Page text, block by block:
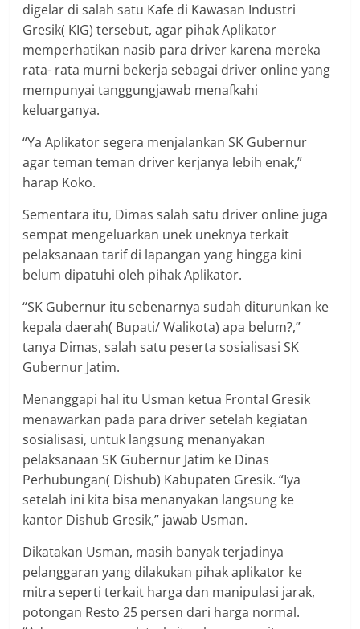
digelar di salah satu Kafe di Kawasan Industri
Gresik( KIG) tersebut, agar pihak Aplikator
memperhatikan nasib para driver karena mereka
rata- rata murni bekerja sebagai driver online yang
mempunyai tanggungjawab menafkahi
keluarganya.
“Ya Aplikator segera menjalankan SK Gubernur
agar teman teman driver kerjanya lebih enak,”
harap Koko.
Sementara itu, Dimas salah satu driver online juga
sempat mengeluarkan unek uneknya terkait
pelaksanaan tarif di lapangan yang hingga kini
belum dipatuhi oleh pihak Aplikator.
“SK Gubernur itu sebenarnya sudah diturunkan ke
kepala daerah( Bupati/ Walikota) apa belum?,”
tanya Dimas, salah satu peserta sosialisasi SK
Gubernur Jatim.
Menanggapi hal itu Usman ketua Frontal Gresik
menawarkan pada para driver setelah kegiatan
sosialisasi, untuk langsung menanyakan
pelaksanaan SK Gubernur Jatim ke Dinas
Perhubungan( Dishub) Kabupaten Gresik. “Iya
setelah ini kita bisa menanyakan langsung ke
kantor Dishub Gresik,” jawab Usman.
Dikatakan Usman, masih banyak terjadinya
pelanggaran yang dilakukan pihak aplikator ke
mitra seperti terkait harga dan manipulasi jarak,
potongan Resto 25 persen dari harga normal.